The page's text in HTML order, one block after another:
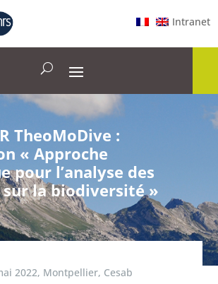
Intranet
TheoMoDive :
« Approche
pour l’analyse des
sur la biodiversité »
2022, Montpellier, Cesab